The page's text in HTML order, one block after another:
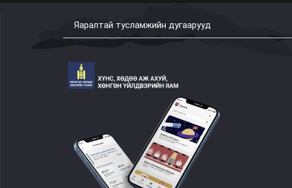
Яаралтай тусламжийн дугаарууд